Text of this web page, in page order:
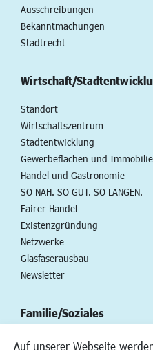
Auf unserer Webseite
Ausschreibungen
Bekanntmachungen
Stadtrecht
Wirtschaft/
Standort
Wirtschaftszentrum
Stadtentwicklung
Gewerbeflächen und
Handel und Gastronomie
SO NAH. SO GUT. SO LANGEN.
Fairer Handel
Existenzgründung
Netzwerke
Glasfaserausbau
Newsletter
Familie/Soziales
Kinderbetreuung